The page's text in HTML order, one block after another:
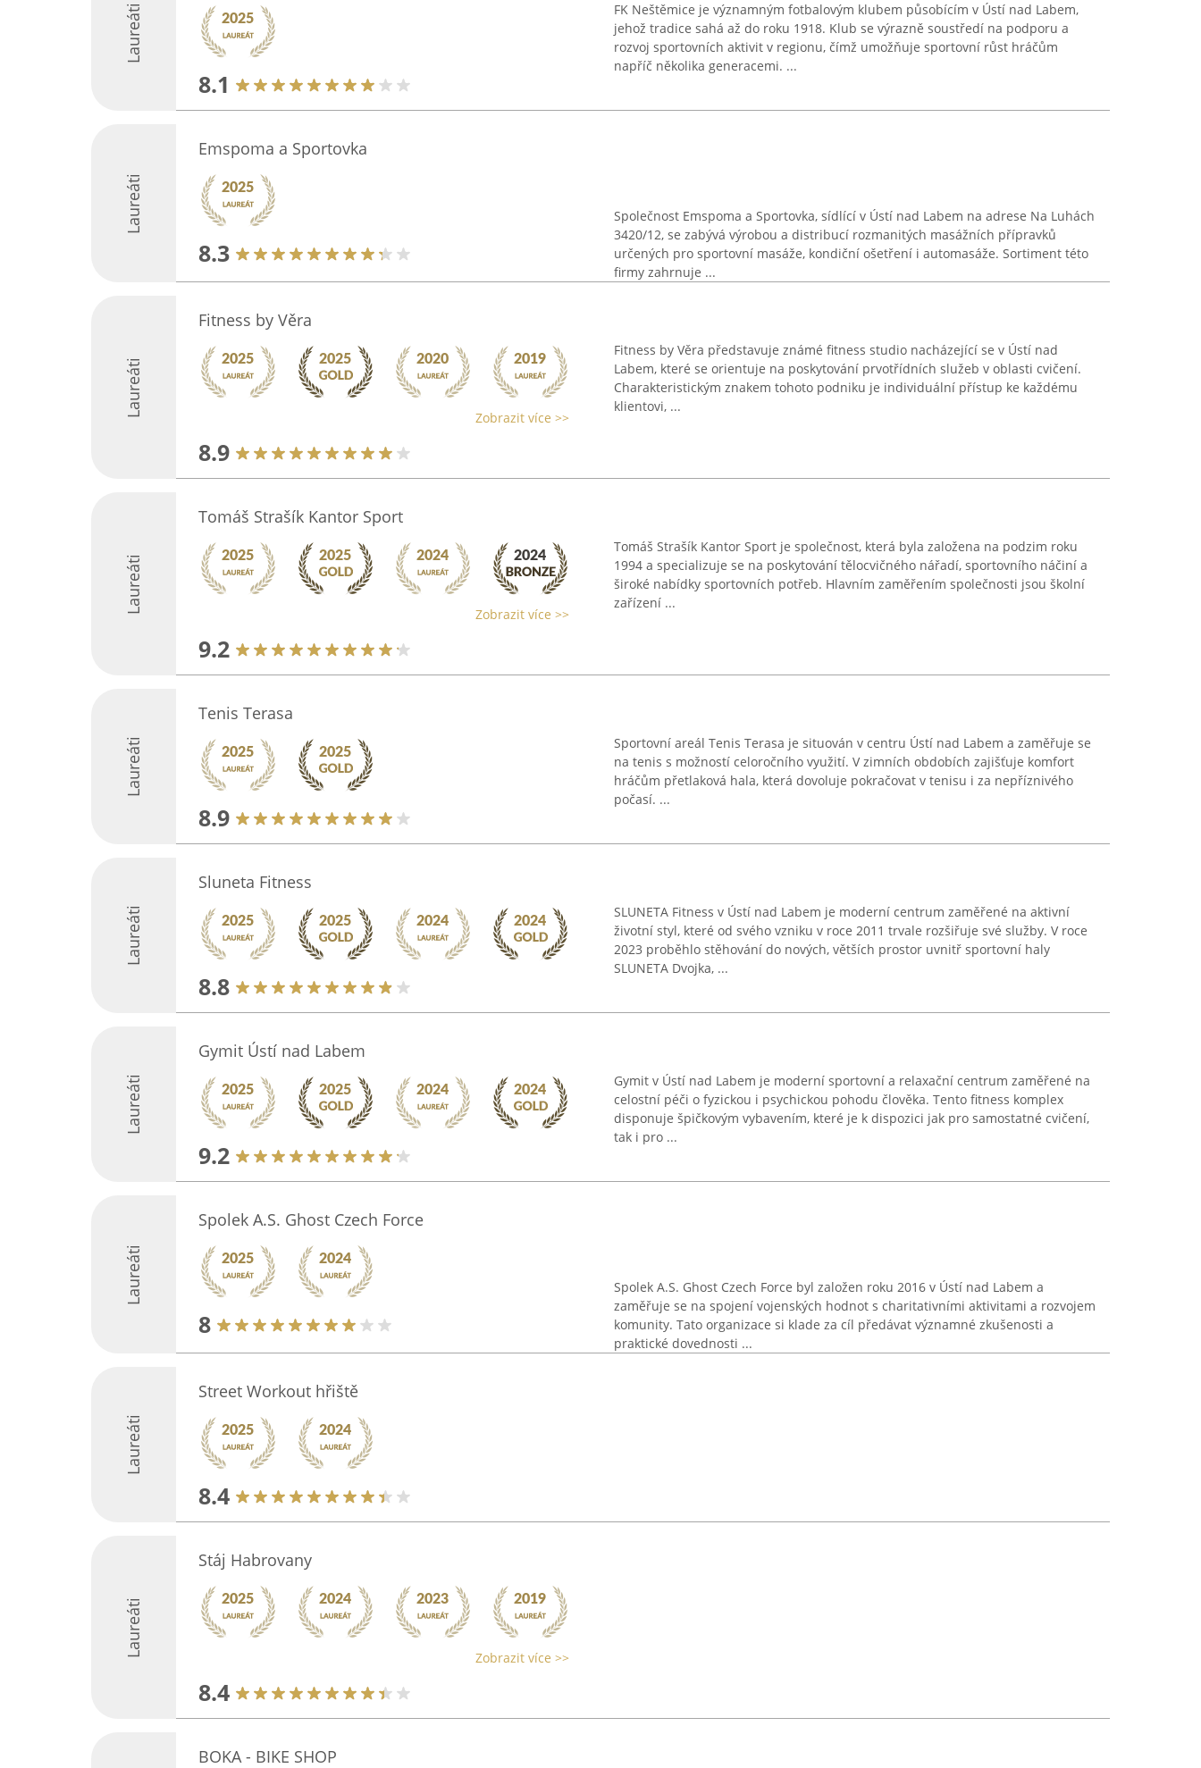
Laureáti
8.1
FK Neštěmice je významným fotbalovým klubem působícím v Ústí nad Labem,
jehož tradice sahá až do roku 1918. Klub se výrazně soustředí na podporu a
rozvoj sportovních aktivit v regionu, čímž umožňuje sportovní růst hráčům
napříč několika generacemi. ...
Laureáti
Emspoma a Sportovka
8.3
Společnost Emspoma a Sportovka, sídlící v Ústí nad Labem na adrese Na Luhách
3420/12, se zabývá výrobou a distribucí rozmanitých masážních přípravků
určených pro sportovní masáže, kondiční ošetření i automasáže. Sortiment této
firmy zahrnuje ...
Laureáti
Fitness by Věra
Zobrazit více >>
8.9
Fitness by Věra představuje známé fitness studio nacházející se v Ústí nad
Labem, které se orientuje na poskytování prvotřídních služeb v oblasti cvičení.
Charakteristickým znakem tohoto podniku je individuální přístup ke každému
klientovi, ...
Laureáti
Tomáš Strašík Kantor Sport
Zobrazit více >>
9.2
Tomáš Strašík Kantor Sport je společnost, která byla založena na podzim roku
1994 a specializuje se na poskytování tělocvičného nářadí, sportovního náčiní a
široké nabídky sportovních potřeb. Hlavním zaměřením společnosti jsou školní
zařízení ...
Laureáti
Tenis Terasa
8.9
Sportovní areál Tenis Terasa je situován v centru Ústí nad Labem a zaměřuje se
na tenis s možností celoročního využití. V zimních obdobích zajišťuje komfort
hráčům přetlaková hala, která dovoluje pokračovat v tenisu i za nepříznivého
počasí. ...
Laureáti
Sluneta Fitness
8.8
SLUNETA Fitness v Ústí nad Labem je moderní centrum zaměřené na aktivní
životní styl, které od svého vzniku v roce 2011 trvale rozšiřuje své služby. V roce
2023 proběhlo stěhování do nových, větších prostor uvnitř sportovní haly
SLUNETA Dvojka, ...
Laureáti
Gymit Ústí nad Labem
9.2
Gymit v Ústí nad Labem je moderní sportovní a relaxační centrum zaměřené na
celostní péči o fyzickou i psychickou pohodu člověka. Tento fitness komplex
disponuje špičkovým vybavením, které je k dispozici jak pro samostatné cvičení,
tak i pro ...
Laureáti
Spolek A.S. Ghost Czech Force
8
Spolek A.S. Ghost Czech Force byl založen roku 2016 v Ústí nad Labem a
zaměřuje se na spojení vojenských hodnot s charitativními aktivitami a rozvojem
komunity. Tato organizace si klade za cíl předávat významné zkušenosti a
praktické dovednosti ...
Laureáti
Street Workout hřiště
8.4
Laureáti
Stáj Habrovany
Zobrazit více >>
8.4
BOKA - BIKE SHOP